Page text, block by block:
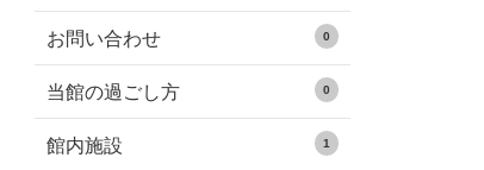
お問い合わせ 0
当館の過ごし方 0
館内施設 1